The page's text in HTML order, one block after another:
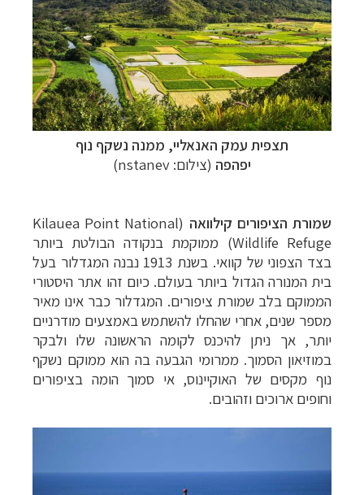
תצפית עמק האנאליי, ממנה נשקף נוף
יפהפה (צילום: nstanev)
שמורת הציפורים קילוואה (
Kilauea Point National
Wildlife Refuge) ממוקמת בנקודה הבולטת ביותר
בצד הצפוני של קוואי
. בשנת 1913 נבנה המגדלור בעל
בית המנורה הגדול ביותר בעולם. כיום זהו אתר היסטורי
הממוקם בלב שמורת ציפורים. המגדלור כבר אינו מאיר
מספר שנים, אחרי שהחלו להשתמש באמצעים מודרניים
יותר, אך ניתן להיכנס לקומה הראשונה שלו ולבקר
במוזיאון הסמוך. ממרומי הגבעה בה הוא ממוקם נשקף
נוף מקסים של האוקיינוס, אי סמוך הומה בציפורים
וחופים ארוכים וזהובים.